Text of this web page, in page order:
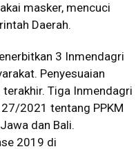
masker, mencuci
Daerah.
3 Inmendagri
Penyesuaian
Tiga Inmendagri
2021 tentang PPKM
dan Bali.
2019 di